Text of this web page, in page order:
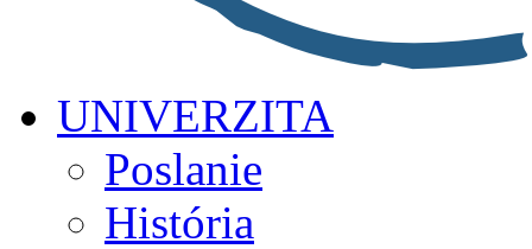
UNIVERZITA
Poslanie
História